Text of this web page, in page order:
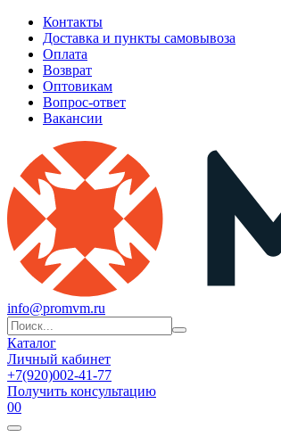
Контакты
Доставка и пункты самовывоза
Оплата
Возврат
Оптовикам
Вопрос-ответ
Вакансии
info@promvm.ru
Каталог
Личный кабинет
+7(920)002-41-77
Получить консультацию
00